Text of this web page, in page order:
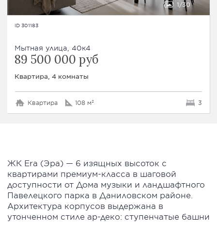
1 30
ID 301183
Мытная улица, 40к4
89 500 000 руб
Квартира, 4 комнаты
Квартира 108 м² 3
ЖК Era (Эра) — 6 изящных высоток с
квартирами премиум-класса в шаговой
доступности от Дома музыки и ландшафтного
Павелецкого парка в Даниловском районе.
Архитектура корпусов выдержана в
утонченном стиле ар-деко: ступенчатые башни